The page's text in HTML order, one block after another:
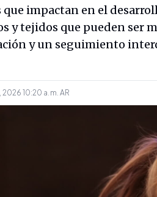
impactan en el
y tejidos que pueden ser
y un seguimiento
2026 10:20 a. m.AR